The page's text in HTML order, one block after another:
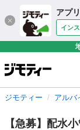
アプ
イン
ジモティー アルバ
【急募】配水